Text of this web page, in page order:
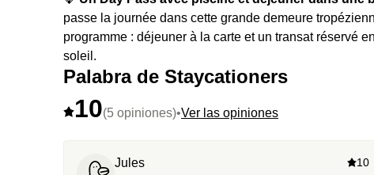
passe la journée dans cette grande demeure
programme : déjeuner à la carte et un transat réservé
soleil.
Palabra de Staycationers
10(5 opiniones)•Ver las opiniones
Jules 10